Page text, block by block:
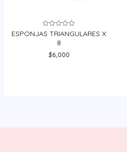
Valorado
en
ESPONJAS TRIANGULARES X
8
$6,000